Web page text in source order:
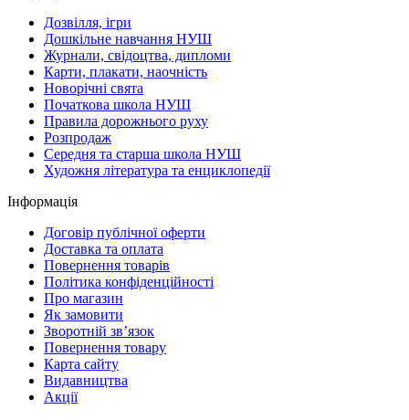
Дозвілля, ігри
Дошкільне навчання НУШ
Журнали, свідоцтва, дипломи
Карти, плакати, наочність
Новорічні свята
Початкова школа НУШ
Правила дорожнього руху
Розпродаж
Середня та старша школа НУШ
Художня література та енциклопедії
Інформація
Договір публічної оферти
Доставка та оплата
Повернення товарів
Політика конфіденційності
Про магазин
Як замовити
Зворотній зв’язок
Повернення товару
Карта сайту
Видавництва
Акції